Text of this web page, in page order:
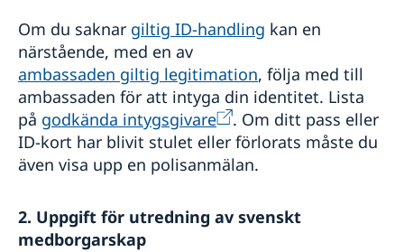
Om du saknar giltig ID-handling kan en
närstående, med en av
ambassaden giltig legitimation, följa med till
ambassaden för att intyga din identitet. Lista
på godkända intygsgivare
. Om ditt pass eller
ID-kort har blivit stulet eller förlorats måste du
även visa upp en polisanmälan.
2. Uppgift för utredning av svenskt
medborgarskap